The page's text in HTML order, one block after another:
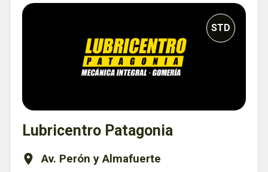
STD
Lubricentro Patagonia
Av. Perón y Almafuerte